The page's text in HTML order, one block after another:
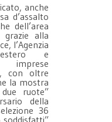
anche
d’assalto
dell’area
alla
l’Agenzia
e
imprese
con oltre
la mostra
ruote”
della
36